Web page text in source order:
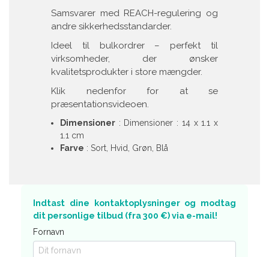
Samsvarer med REACH-regulering og
andre sikkerhedsstandarder.
Ideel til bulkordrer – perfekt til
virksomheder, der ønsker
kvalitetsprodukter i store mængder.
Klik nedenfor for at se
præsentationsvideoen.
Dimensioner : Dimensioner : 14 x 1.1 x
1.1 cm
Farve : Sort, Hvid, Grøn, Blå
Indtast dine kontaktoplysninger og modtag
dit personlige tilbud (fra 300 €) via e-mail!
Fornavn